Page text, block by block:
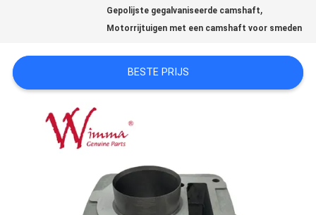
KWALITEITSCONTROLE
NIEUWS
VRAAG
EEN
Gepolijste gegalvaniseerde camshaft,
Motorrijtuigen met een camshaft voor smeden
BESTE PRIJS